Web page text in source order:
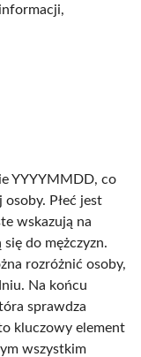
YYYYMMDD, co
Płeć jest
wskazują na
do mężczyzn.
rozróżnić osoby,
Na końcu
sprawdza
kluczowy element
wszystkim